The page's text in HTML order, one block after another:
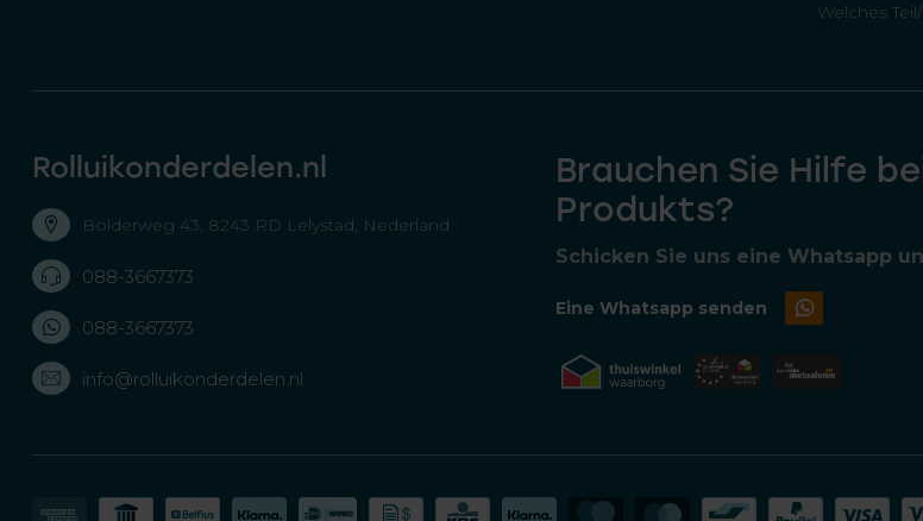
Welches
Rolluikonderdelen.nl
Bolderweg 43, 8243 RD Lelystad, Nederland
088-3667373
088-3667373
info@rolluikonderdelen.nl
Brauchen Sie Hilfe
Produkts?
Schicken Sie uns eine Whatsapp
Eine Whatsapp senden